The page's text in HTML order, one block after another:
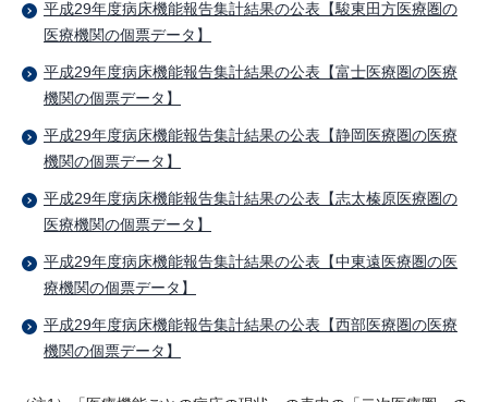
平成29年度病床機能報告集計結果の公表【駿東田方医療圏の
医療機関の個票データ】
平成29年度病床機能報告集計結果の公表【富士医療圏の医療
機関の個票データ】
平成29年度病床機能報告集計結果の公表【静岡医療圏の医療
機関の個票データ】
平成29年度病床機能報告集計結果の公表【志太榛原医療圏の
医療機関の個票データ】
平成29年度病床機能報告集計結果の公表【中東遠医療圏の医
療機関の個票データ】
平成29年度病床機能報告集計結果の公表【西部医療圏の医療
機関の個票データ】